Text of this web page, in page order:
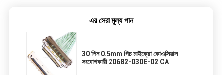
এর সেরা মূল্য পান
30 পিন 0.5mm পিচ মাইক্রো কোএক্সিয়াল
সংযোগকারী 20682-030E-02 CA